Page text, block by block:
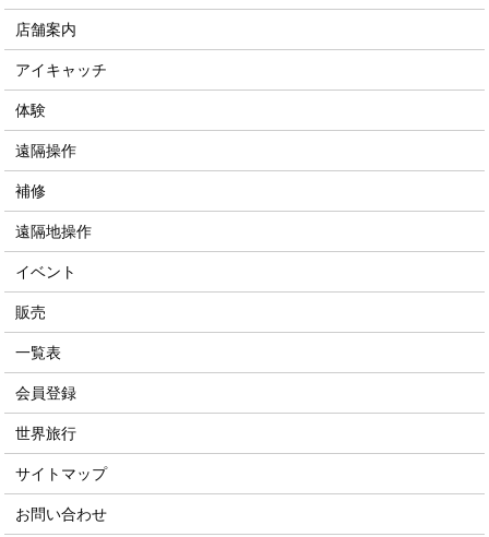
店舗案内
アイキャッチ
体験
遠隔操作
補修
遠隔地操作
イベント
販売
一覧表
会員登録
世界旅行
サイトマップ
お問い合わせ